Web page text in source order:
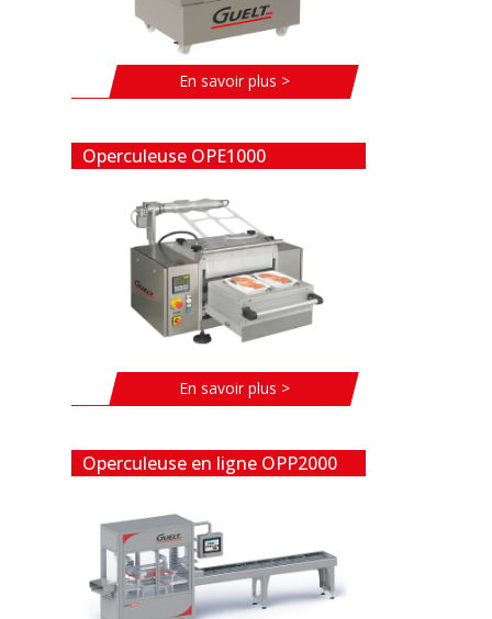
En savoir plus >
Operculeuse OPE1000
En savoir plus >
Operculeuse en ligne OPP2000